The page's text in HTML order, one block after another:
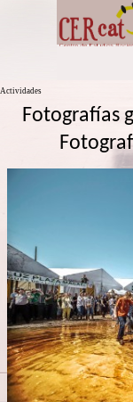
Actividades
Fotografías